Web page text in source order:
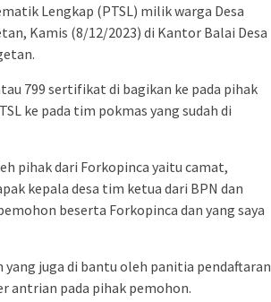
Lengkap (PTSL) milik warga Desa
Kamis (8/12/2023) di Kantor Balai Desa
799 sertifikat di bagikan ke pada pihak
ke pada tim pokmas yang sudah di
pihak dari Forkopinca yaitu camat,
kepala desa tim ketua dari BPN dan
beserta Forkopinca dan yang saya
juga di bantu oleh panitia pendaftaran
antrian pada pihak pemohon.